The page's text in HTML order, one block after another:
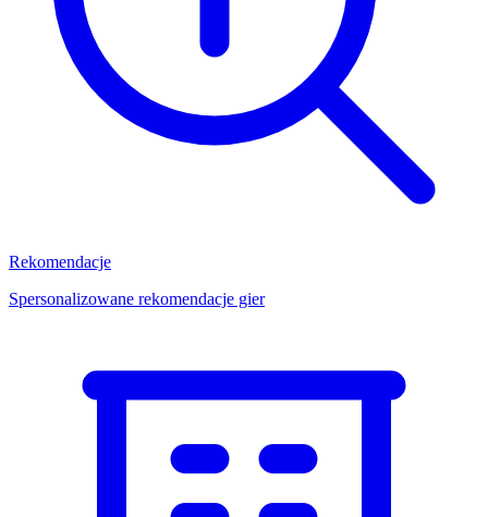
Rekomendacje
Spersonalizowane rekomendacje gier